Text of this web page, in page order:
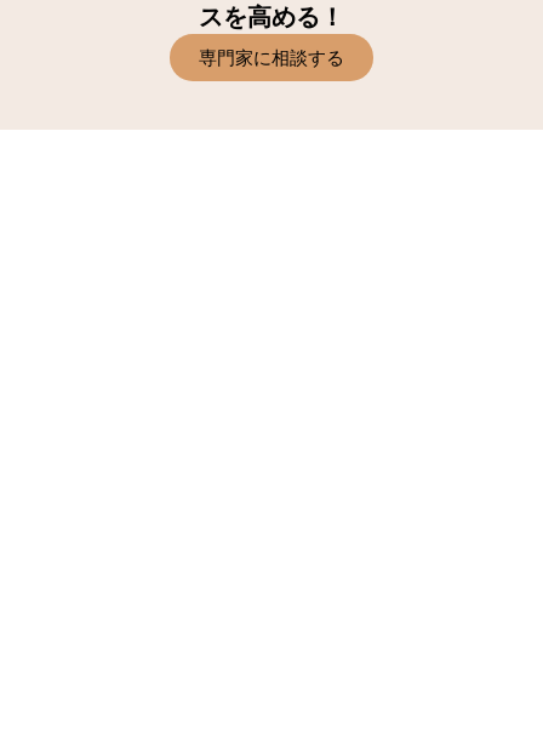
スを高める！
専門家に相談する